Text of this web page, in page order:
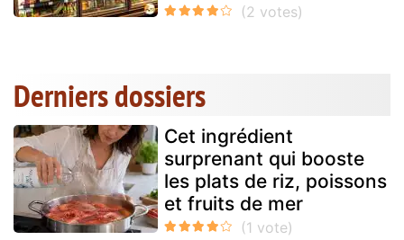
Derniers dossiers
Cet ingrédient
surprenant qui booste
les plats de riz, poissons
et fruits de mer